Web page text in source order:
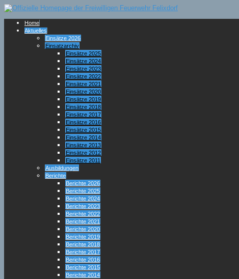
Home
Aktuelles
Einsätze 2026
Einsatzarchiv
Einsätze 2025
Einsätze 2024
Einsätze 2023
Einsätze 2022
Einsätze 2021
Einsätze 2020
Einsätze 2019
Einsätze 2018
Einsätze 2017
Einsätze 2016
Einsätze 2015
Einsätze 2014
Einsätze 2013
Einsätze 2012
Einsätze 2011
Ausbildungen
Berichte
Berichte 2026
Berichte 2025
Berichte 2024
Berichte 2023
Berichte 2022
Berichte 2021
Berichte 2020
Berichte 2019
Berichte 2018
Berichte 2017
Berichte 2016
Berichte 2015
Berichte 2014